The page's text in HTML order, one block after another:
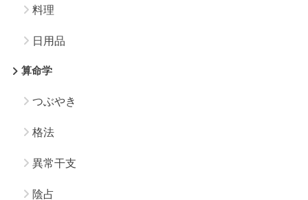
料理
日用品
算命学
つぶやき
格法
異常干支
陰占